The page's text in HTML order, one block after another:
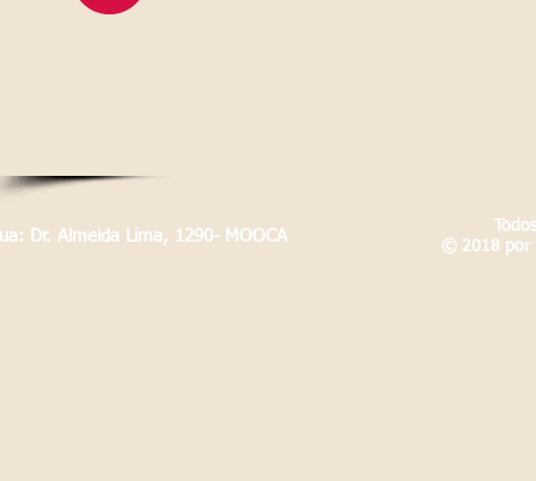
Dr. Almeida Lima, 1290- MOOCA
© 2018 por